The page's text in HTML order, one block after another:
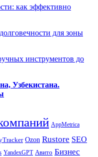
как эффективно
для зоны
инструментов до
Узбекистана.
AppMetrica
Ozon Rustore SEO
YandexGPT Авито Бизнес